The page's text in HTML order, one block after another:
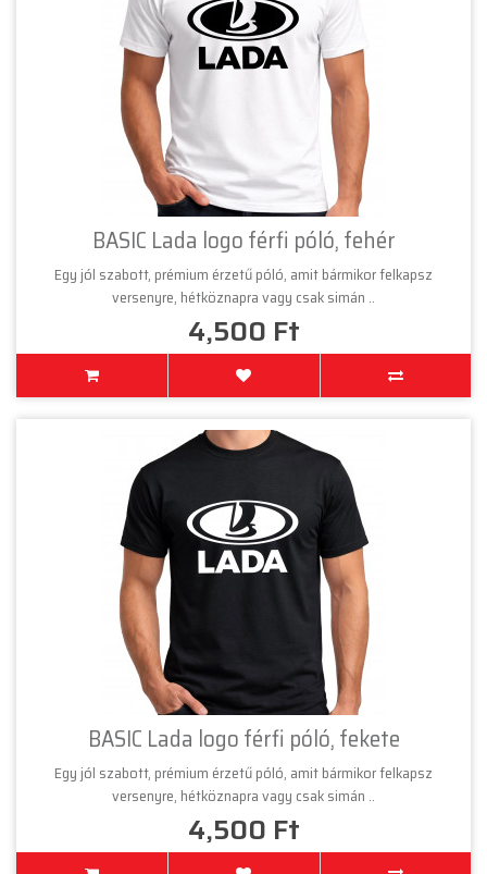
BASIC Lada logo férfi póló, fehér
Egy jól szabott, prémium érzetű póló, amit bármikor felkapsz
versenyre, hétköznapra vagy csak simán ..
4,500 Ft
BASIC Lada logo férfi póló, fekete
Egy jól szabott, prémium érzetű póló, amit bármikor felkapsz
versenyre, hétköznapra vagy csak simán ..
4,500 Ft